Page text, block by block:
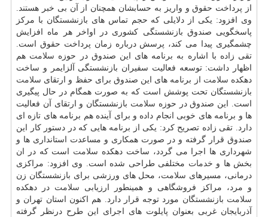
از پرداخت حقوق و واریز به حسابشان همچنان از آن بی خبر هستند.
وی افزود: یكی از دلایلی كه حجم تماس های بازنشستگان با مركز
پاسخگویی صندوق بازنشستگی كشوری در اواخر هر ماه افزایش
چشمگیری پیدا می كند، پرسش درباره زمان پرداخت حقوق است.
تقی زاده با اشاره به برنامه های این صندوق در حوزه سلامت هم
اظهار داشت: توسعه فعالیت سفیران بازنشستگی آلزایمر و ساخت
دهكده سلامت از برنامه های این صندوق برای حفظ و ارتقای سلامت
بازنشستگان تحت پوشش است كه به صورت همگام در حال پیگیری
است. این صندوق در حوزه سلامت بازنشستگان و ارتقای آن فعالیت
ها و برنامه های خوبی انجام داده و برای آینده هم برنامه های تازه ای
دارد. تقی زاده تصریح كرد: یكی از برنامه هایی كه در دستور كار این
صندوق قرار گرفته و در صورت همكاری و مساعدت استانداری ها و
شهرداری ها اجرا می گردد، ساخت دهكده سلامت است كه در ان
بخش ها و خدمات مختلفی طراحی شده است. وی افزود: مراكزی
درمانی، مسیرهای سلامت، محل های ورزشی برای بازنشستگان زن
و مرد، مراكز فروشگاهی و همینطور ارزیابی سلامت در دهكده
سلامت بازنشستگان مورد توجه قرار دارد. هم اكنون استان تهران و
آذربایجان غربی بعنوان پایلوت های اجرای این طرح درنظر گرفته